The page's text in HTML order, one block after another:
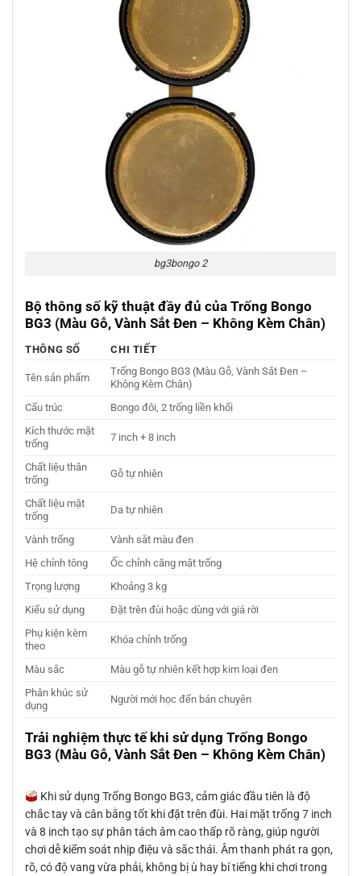
bg3bongo 2
Bộ thông số kỹ thuật đầy đủ của Trống Bongo
BG3 (Màu Gỗ, Vành Sắt Đen – Không Kèm Chân)
THÔNG SỐ CHI TIẾT
Tên sản phẩm
Trống Bongo BG3 (Màu Gỗ, Vành Sắt Đen –
Không Kèm Chân)
Cấu trúc
Bongo đôi, 2 trống liền khối
Kích thước mặt
trống
7 inch + 8 inch
Chất liệu thân
trống
Gỗ tự nhiên
Chất liệu mặt
trống
Da tự nhiên
Vành trống
Vành sắt màu đen
Hệ chỉnh tông
Ốc chỉnh căng mặt trống
Trọng lượng
Khoảng 3 kg
Kiểu sử dụng
Đặt trên đùi hoặc dùng với giá rời
Phụ kiện kèm
theo
Khóa chỉnh trống
Màu sắc
Màu gỗ tự nhiên kết hợp kim loại đen
Phân khúc sử
dụng
Người mới học đến bán chuyên
Trải nghiệm thực tế khi sử dụng Trống Bongo
BG3 (Màu Gỗ, Vành Sắt Đen – Không Kèm Chân)
Khi sử dụng Trống Bongo BG3, cảm giác đầu tiên là độ
chắc tay và cân bằng tốt khi đặt trên đùi. Hai mặt trống 7 inch
và 8 inch tạo sự phân tách âm cao thấp rõ ràng, giúp người
chơi dễ kiểm soát nhịp điệu và sắc thái. Âm thanh phát ra gọn,
rõ, có độ vang vừa phải, không bị ù hay bí tiếng khi chơi trong